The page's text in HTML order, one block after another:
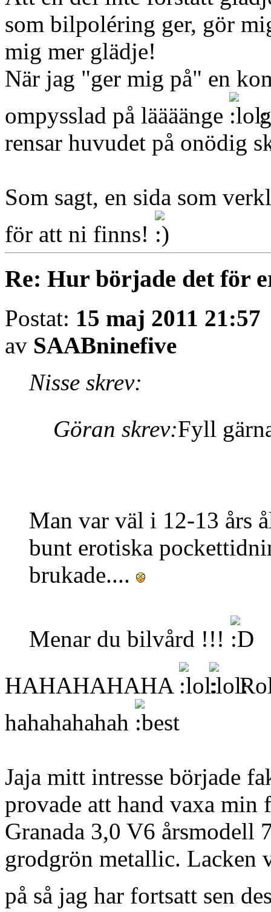
som bilpoléring ger, gör
mig mer glädje!
När jag "ger mig på" en
ompysslad på läääänge
rensar huvudet på onödig
Som sagt, en sida som
för att ni finns!
Re: Hur började det för
Postat: 15 maj 2011 21:57
av SAABninefive
Nisse skrev:
Göran skrev:Fyll
Man var väl i 12-13 års
bunt erotiska
brukade....
Menar du bilvård !!!
HAHAHAHAHA
hahahahahah
Jaja mitt intresse började
provade att hand vaxa min
Granada 3,0 V6 årsmodell
grodgrön metallic. Lacken
på så jag har fortsatt sen